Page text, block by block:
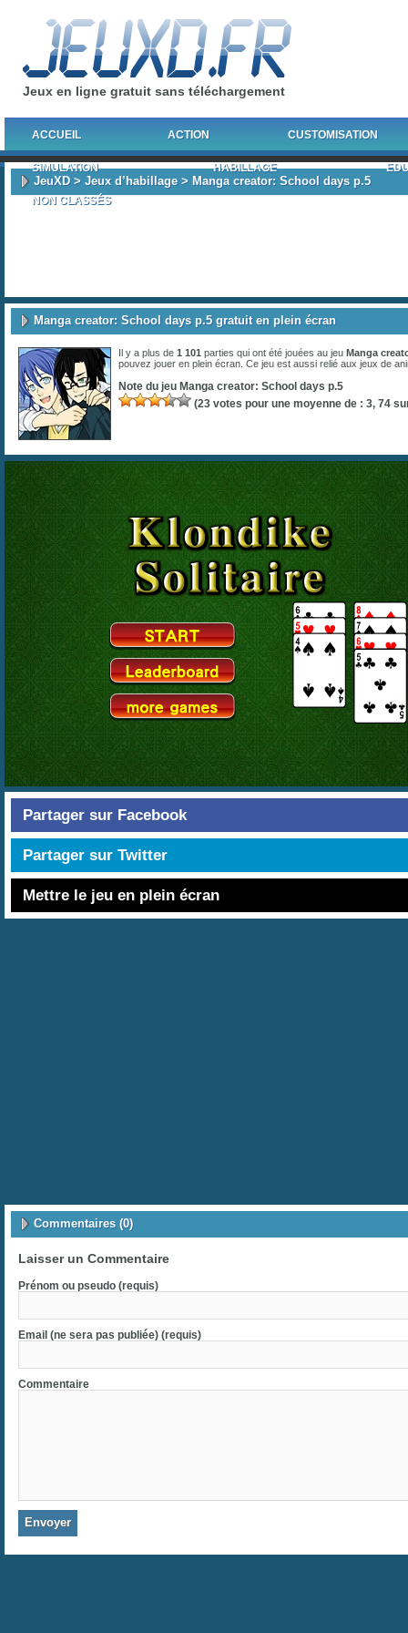
Jeux en ligne gratuit sans téléchargement
ACCUEIL ACTION CUSTOMISATION
SIMULATION HABILLAGE
NON CLASSÉS
JeuXD> Jeux d’habillage> Manga creator: School days p.5
Manga creator: School days p.5 gratuit en plein écran
Il y a plus de 1 101 parties qui ont été jouées au jeu Manga
pouvez jouer en plein écran. Ce jeu est aussi relié aux jeux de
Note du jeu Manga creator: School days p.5
(23 votes pour une moyenne de : 3, 74
Partager sur Facebook
Partager sur Twitter
Mettre le jeu en plein écran
Commentaires (0)
Laisser un Commentaire
Prénom ou pseudo (requis)
Email (ne sera pas publiée) (requis)
Commentaire